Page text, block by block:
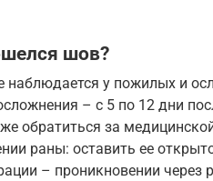
шов?
наблюдается у пожилых и
– с 5 по 12 дни
обратиться за
раны: оставить ее
– проникновении через